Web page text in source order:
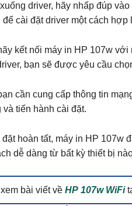
driver, hãy nhấp đúp
để cài đặt driver một cách hợp
kết nối máy in HP 107w
bạn sẽ được yêu cầu
cần cung cấp thông tin
tiến hành cài đặt.
hoàn tất, máy in HP 107w
dễ dàng từ bất kỳ thiết bị
bài viết về HP 107w WiFi